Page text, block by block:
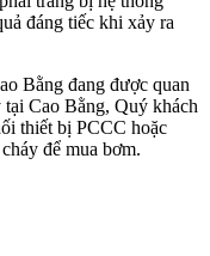
đáng tiếc khi xảy ra
Bằng đang được quan
Cao Bằng, Quý khách
thiết bị PCCC hoặc
để mua bơm.